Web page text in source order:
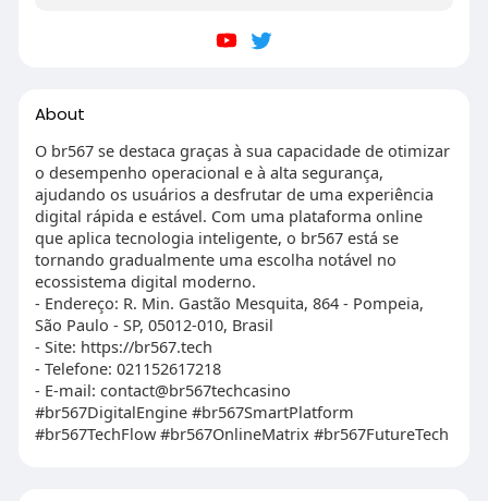
About
O br567 se destaca graças à sua capacidade de otimizar
o desempenho operacional e à alta segurança,
ajudando os usuários a desfrutar de uma experiência
digital rápida e estável. Com uma plataforma online
que aplica tecnologia inteligente, o br567 está se
tornando gradualmente uma escolha notável no
ecossistema digital moderno.
- Endereço: R. Min. Gastão Mesquita, 864 - Pompeia,
São Paulo - SP, 05012-010, Brasil
- Site: https://br567.tech
- Telefone: 021152617218
- E-mail: contact@br567techcasino
#br567DigitalEngine #br567SmartPlatform
#br567TechFlow #br567OnlineMatrix #br567FutureTech